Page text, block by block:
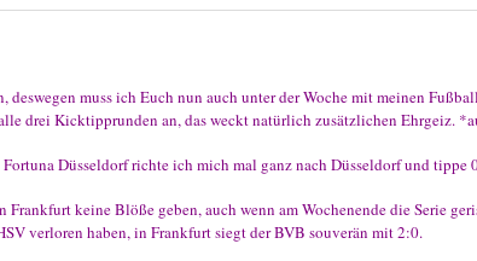
deswegen muss ich Euch nun auch unter der Woche mit meinen
drei Kicktipprunden an, das weckt natürlich zusätzlichen Ehrgeiz.
Düsseldorf richte ich mich mal ganz nach Düsseldorf und tippe
Frankfurt keine Blöße geben, auch wenn am Wochenende die Serie
verloren haben, in Frankfurt siegt der BVB souverän mit 2:0.